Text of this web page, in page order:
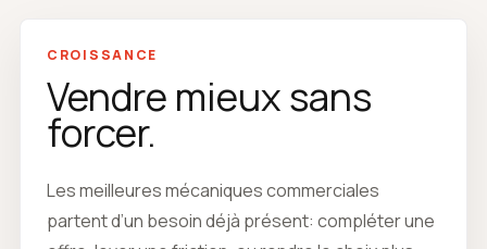
CROISSANCE
Vendre mieux sans
forcer.
Les meilleures mécaniques commerciales
partent d’un besoin déjà présent: compléter une